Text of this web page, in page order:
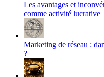
Les avantages et
comme activité lucrative
Marketing de réseau :
?